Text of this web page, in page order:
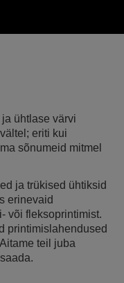
ühtlase värvi
eriti kui
sõnumeid mitmel
ja trükised ühtiksid
erinevaid
või fleksoprintimist.
printimislahendused
teil juba